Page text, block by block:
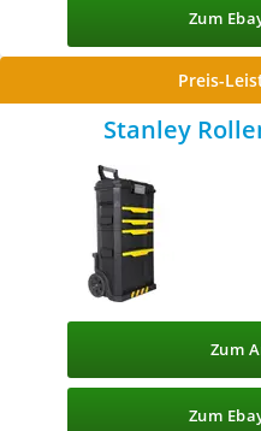
Zum
Preis-
Stanley
Zum
Zum